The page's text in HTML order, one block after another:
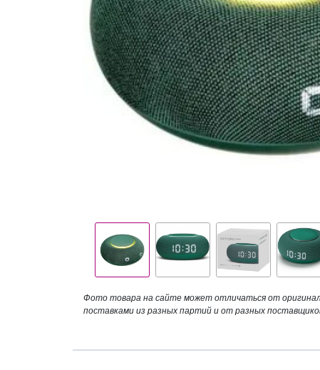
Фото товара на сайте может отличаться от
поставками из разных партий и от разных